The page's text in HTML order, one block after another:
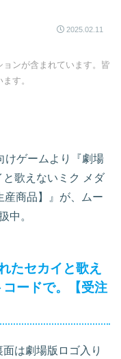
2025.02.11
ンが含まれています。皆
す。
けゲームより『劇場
歌えないミク メダ
産商品】』が、ムー
中。
たセカイと歌え
ードで。【受注
は劇場版ロゴ入り